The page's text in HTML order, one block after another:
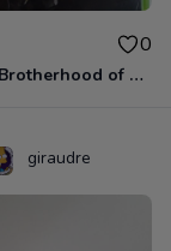
0
Fallout - Brotherhood of Steel
giraudre